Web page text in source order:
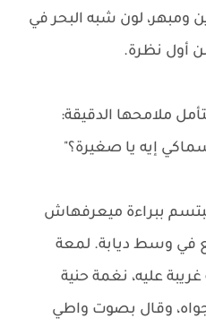
ومبهر، لون شبه البحر في
أول نظرة.
ملامحها الدقيقة:
إيه يا صغيرة؟"
ببراءة ميعرفهاش
في وسط ديابة. لمعة
عليه، نغمة حنية
وقال بصوت واطي